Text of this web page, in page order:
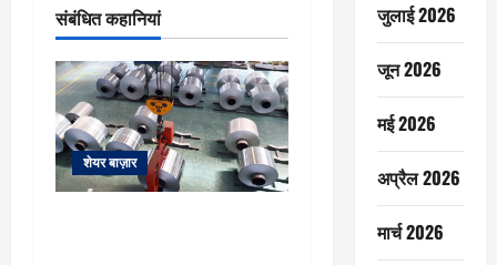
संबंधित कहानियां
शेयर बाज़ार
जुलाई 2026
जून 2026
मई 2026
अप्रैल 2026
मार्च 2026